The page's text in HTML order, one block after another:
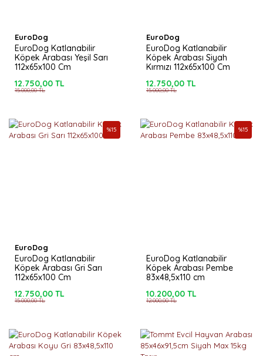
EuroDog
EuroDog Katlanabilir
Köpek Arabası Yeşil Sarı
112x65x100 Cm
12.750,00 TL
15.000,00 TL
EuroDog
EuroDog Katlanabilir
Köpek Arabası Siyah
Kırmızı 112x65x100 Cm
12.750,00 TL
15.000,00 TL
EuroDog
EuroDog Katlanabilir
Köpek Arabası Gri Sarı
112x65x100 Cm
%15
12.750,00 TL
15.000,00 TL
EuroDog Katlanabilir
Köpek Arabası Pembe
83x48,5x110 cm
%15
10.200,00 TL
12.000,00 TL